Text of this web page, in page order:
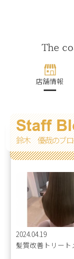
The
店舗情報
Staff
鈴木 優哉のブ
2024.04.19
髪質改善トリート